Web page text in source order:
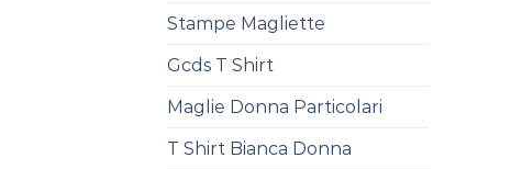
Stampe Magliette
Gcds T Shirt
Maglie Donna Particolari
T Shirt Bianca Donna